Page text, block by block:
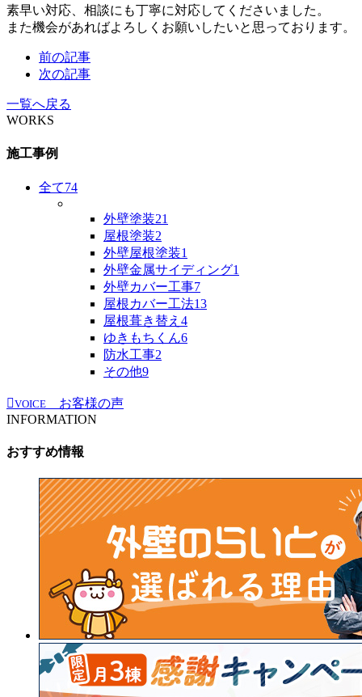
素早い対応、相談にも丁寧に対応してくださいました。
また機会があればよろしくお願いしたいと思っております。
前の記事
次の記事
一覧へ戻る
WORKS
施工事例
全て74
外壁塗装21
屋根塗装2
外壁屋根塗装1
外壁金属サイディング1
外壁カバー工事7
屋根カバー工法13
屋根葺き替え 4
ゆきもちくん6
防水工事2
その他9
VOICE
お客様の声
INFORMATION
おすすめ情報